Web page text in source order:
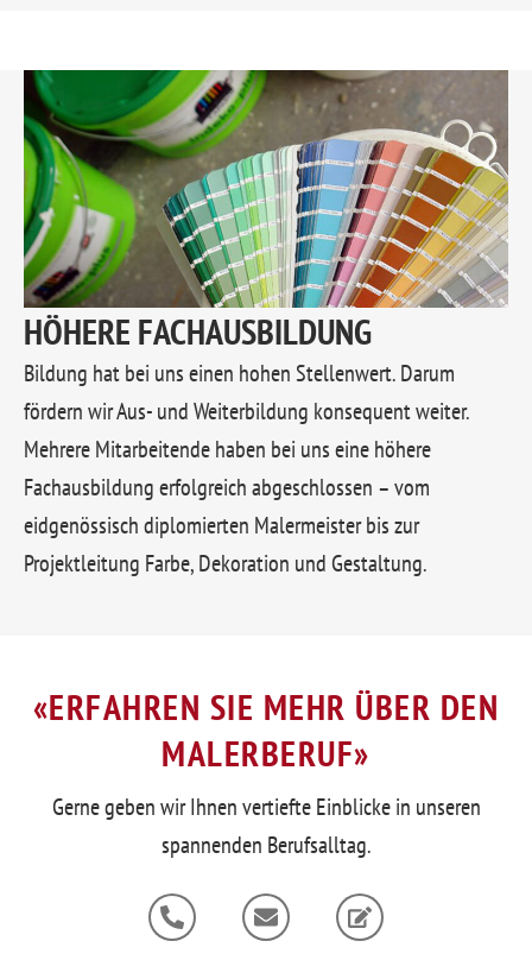
HÖHERE FACHAUSBILDUNG
Bildung hat bei uns einen hohen Stellenwert. Darum
fördern wir Aus- und Weiterbildung konsequent weiter.
Mehrere Mitarbeitende haben bei uns eine höhere
Fachausbildung erfolgreich abgeschlossen – vom
eidgenössisch diplomierten Malermeister bis zur
Projektleitung Farbe, Dekoration und Gestaltung.
«ERFAHREN SIE MEHR ÜBER DEN
MALERBERUF»
Gerne geben wir Ihnen vertiefte Einblicke in unseren
spannenden Berufsalltag.
P
h
E
n
E
d